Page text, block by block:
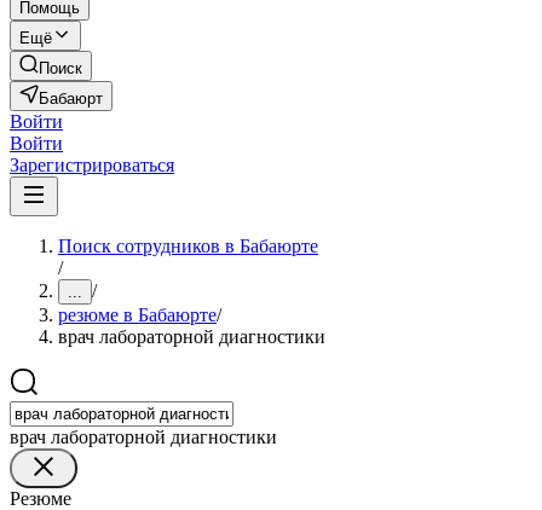
Помощь
Ещё
Поиск
Бабаюрт
Войти
Войти
Зарегистрироваться
Поиск сотрудников в Бабаюрте
/
... /
резюме в Бабаюрте/
врач лабораторной диагностики
врач лабораторной диагностики
Резюме